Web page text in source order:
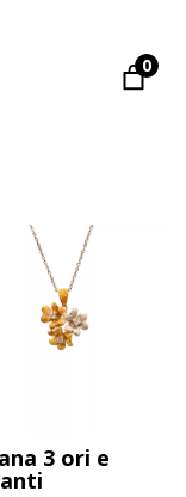
0
3 ori e